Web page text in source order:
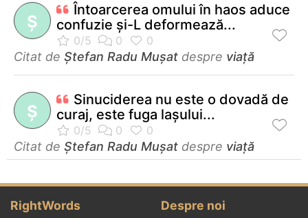
Ş
Întoarcerea omului în haos aduce
confuzie și-L deformează...
Citat de Ştefan Radu Muşat despre viață
Ş
Sinuciderea nu este o dovadă de
curaj, este fuga lașului...
Citat de Ştefan Radu Muşat despre viață
RightWords Despre noi